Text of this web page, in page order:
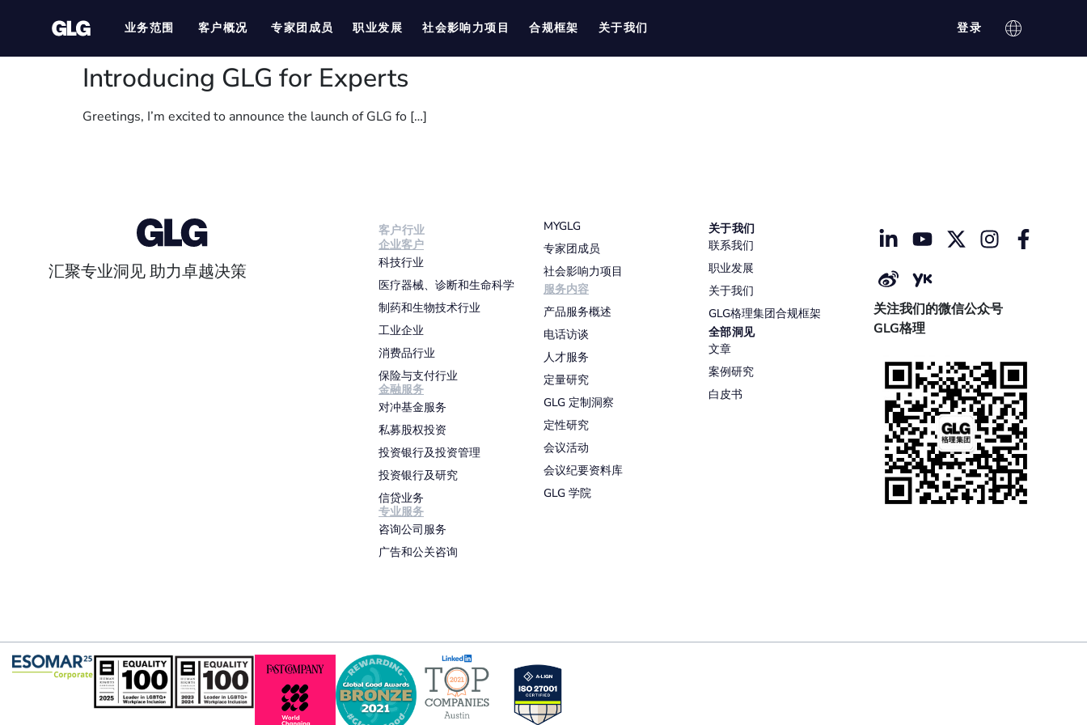
业务范围 客户概况 专家团成员 职业发展 社会影响力项目 合规框架 关于我们 登录
Introducing GLG for Experts
Greetings, I’m excited to announce the launch of GLG fo […]
汇聚专业洞见 助力卓越决策
客户行业
企业客户
科技行业
医疗器械、诊断和生命科学
制药和生物技术行业
工业企业
消费品行业
保险与支付行业
金融服务
对冲基金服务
私募股权投资
投资银行及投资管理
投资银行及研究
信贷业务
专业服务
咨询公司服务
广告和公关咨询
MYGLG
专家团成员
社会影响力项目
服务内容
产品服务概述
电话访谈
人才服务
定量研究
GLG 定制洞察
定性研究
会议活动
会议纪要资料库
GLG 学院
关于我们
联系我们
职业发展
关于我们
GLG格理集团合规框架
全部洞见
文章
案例研究
白皮书
关注我们的微信公众号
GLG格理